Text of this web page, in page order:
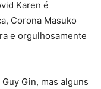
Karen é
Corona Masuko
e orgulhosamente
Gin, mas alguns